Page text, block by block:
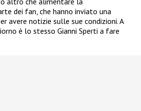
dei fan, che hanno inviato una
avere notizie sulle sue condizioni. A
è lo stesso Gianni Sperti a fare